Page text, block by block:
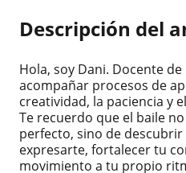
Descripción del
Hola, soy Dani. Docente
acompañar procesos de
creatividad, la paciencia y
Te recuerdo que el baile
perfecto, sino de
expresarte, fortalecer tu
movimiento a tu propio